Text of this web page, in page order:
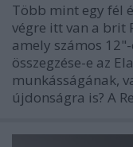
Több mint egy fél
végre itt van a brit
amely számos
összegzése-e az
munkásságának,
újdonságra is? A